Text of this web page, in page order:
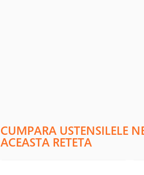
CUMPARA USTENSILELE
ACEASTA RETETA